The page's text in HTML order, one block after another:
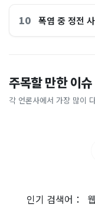
10 폭염 중 정전
주목할 만한 이슈
각 언론사에서 가장 많이
'축협 성접대' 해외도
일본은 '심판 3명' 실명
JTBC
“이걸 버려? 말아?”···
구석에서 발견한 3년
인기 검색어：